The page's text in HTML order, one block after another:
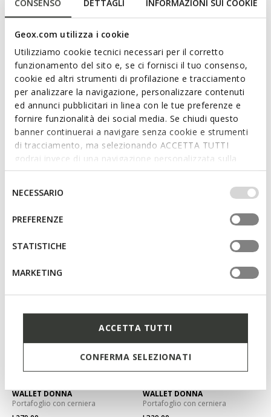
CONSENSO DETTAGLI INFORMAZIONI SUI COOKIE
Geox.com utilizza i cookie
Utilizziamo cookie tecnici necessari per il corretto
funzionamento del sito e, se ci fornisci il tuo consenso,
cookie ed altri strumenti di profilazione e tracciamento
per analizzare la navigazione, personalizzare contenuti
ed annunci pubblicitari in linea con le tue preferenze e
fornire funzionalità dei social media. Se chiudi questo
banner continuerai a navigare senza cookie e strumenti
di tracciamento, ma selezionando ACCETTA TUTTI
godrai invece di una navigazione personalizzata sulla
base dei tuoi gusti ed interessi. Selezionando
IMPOSTAZIONI potrai anche scegliere quali cookies ed
altri strumenti di tracciamento autorizzare. Per maggiori
informazioni o per modificare in qualsiasi momento le
tue impostazioni, visita la nostra
del
consenso
NECESSARIO
PREFERENZE
STATISTICHE
MARKETING
ACCETTA TUTTI
CONFERMA SELEZIONATI
WALLET DONNA
L200,01
L237,30 Prezzo precedente
WALLET DONNA
4 COLORI
WALLET DONNA
Portafoglio con cerniera
WALLET DONNA
Portafoglio con cerniera